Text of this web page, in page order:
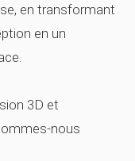
en transformant
en un
3D et
nous